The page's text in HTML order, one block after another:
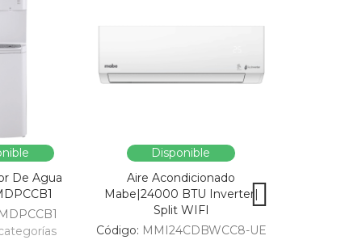
De Agua
Disponible
Aire Acondicionado
Mabe|24000 BTU Inverter|
Split WIFI
Código: MMI24CDBWCC8-UE